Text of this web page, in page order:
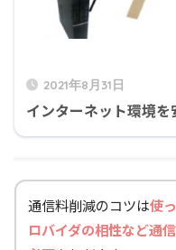
2021年8月31日
インターネット環境
通信料削減のコツは使
ロバイダの相性など通